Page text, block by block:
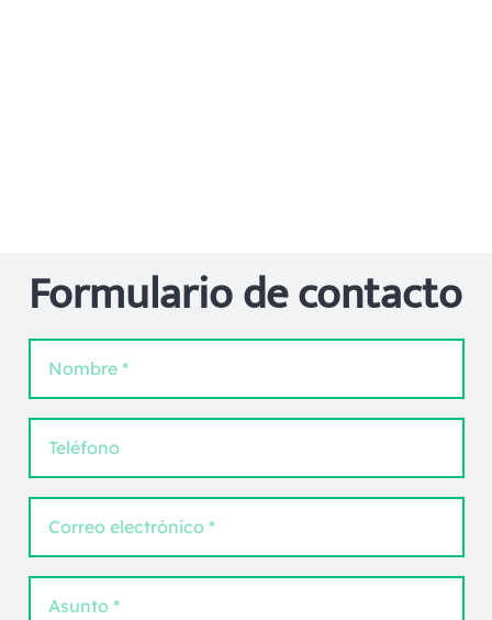
Formulario de contacto